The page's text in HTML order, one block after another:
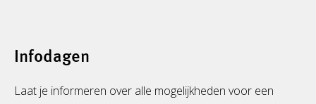
Infodagen
Laat je informeren over alle mogelijkheden voor een